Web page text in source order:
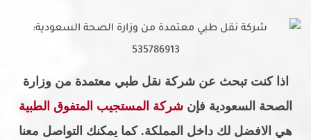
اذا كنت تبحث عن شركة نقل طبي معتمدة من وزارة
الصحة السعودية فإن شركة المستجيب المتفوق الطبية
هي الافضل لك داخل المملكة. كما يمكنك التواصل معنا